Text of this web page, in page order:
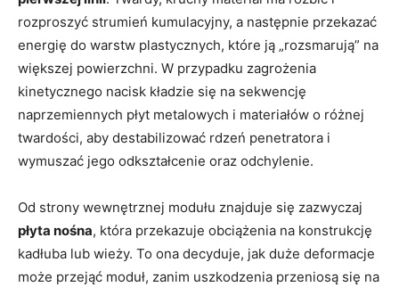
rozproszyć strumień kumulacyjny, a następnie przekazać
energię do warstw plastycznych, które ją „rozsmarują” na
większej powierzchni. W przypadku zagrożenia
kinetycznego nacisk kładzie się na sekwencję
naprzemiennych płyt metalowych i materiałów o różnej
twardości, aby destabilizować rdzeń penetratora i
wymuszać jego odkształcenie oraz odchylenie.
Od strony wewnętrznej modułu znajduje się zazwyczaj
płyta nośna, która przekazuje obciążenia na konstrukcję
kadłuba lub wieży. To ona decyduje, jak duże deformacje
może przejąć moduł, zanim uszkodzenia przeniosą się na